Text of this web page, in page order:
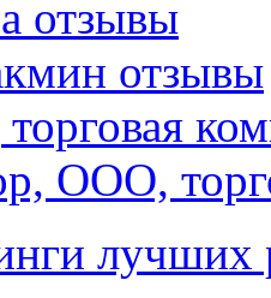
отзывы
отзывы
ООО,
лучших